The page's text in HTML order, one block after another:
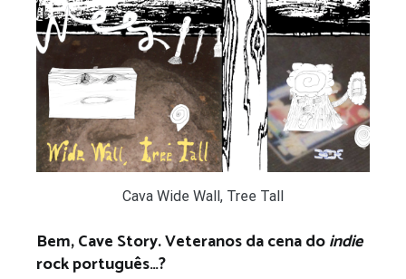
Cava Wide Wall, Tree Tall
Bem, Cave Story. Veteranos da cena doindie
rock português…?